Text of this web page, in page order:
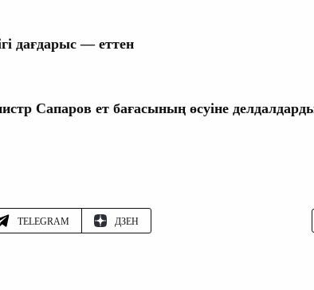
дағдарыс — еттен
Сапаров ет бағасының өсуіне
TELEGRAM ДЗЕН